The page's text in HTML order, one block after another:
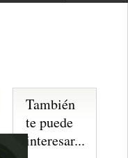
También
te puede
interesar...